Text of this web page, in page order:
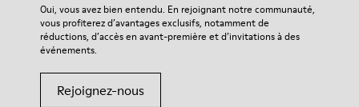
Oui, vous avez bien entendu. En rejoignant notre communauté,
vous profiterez d’avantages exclusifs, notamment de
réductions, d’accès en avant-première et d’invitations à des
événements.
Rejoignez-nous